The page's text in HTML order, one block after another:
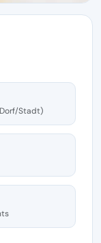
Stadt)